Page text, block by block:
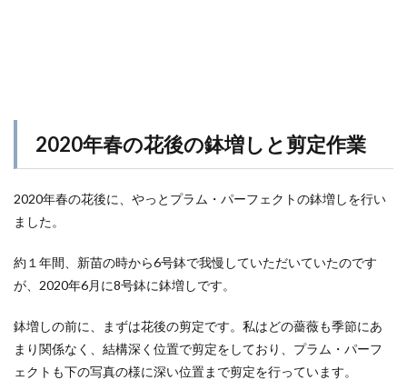
2020年春の花後の鉢増しと剪定作業
2020年春の花後に、やっとプラム・パーフェクトの鉢増しを行い
ました。
約１年間、新苗の時から6号鉢で我慢していただいていたのです
が、2020年6月に8号鉢に鉢増しです。
鉢増しの前に、まずは花後の剪定です。私はどの薔薇も季節にあ
まり関係なく、結構深く位置で剪定をしており、プラム・パーフ
ェクトも下の写真の様に深い位置まで剪定を行っています。